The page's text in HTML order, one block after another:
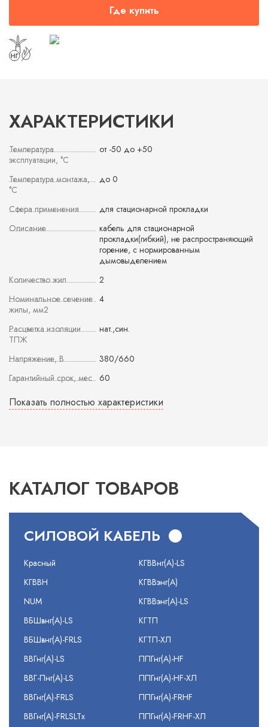
Где купить
ХАРАКТЕРИСТИКИ
Температура
эксплуатации, °С
от -50 до +50
Температура монтажа,
°С
до 0
Сфера применения
для стационарной прокладки
Описание
кабель для стационарной
прокладки(гибкий), не распространяющий
горение, с нормированным
дымовыделением
Количество жил
2
Номинальное сечение
жилы, мм2
4
Расцветка изоляции
ТПЖ
нат.,син.
Напряжение, В
380/660
Гарантийный срок, мес
60
Показать полностью характеристики
КАТАЛОГ ТОВАРОВ
СИЛОВОЙ КАБЕЛЬ
Красный
КГВВН
NUM
ВБШвнг(А)-LS
ВБШвнг(А)-FRLS
ВВГнг(А)-LS
ВВГ-Пнг(А)-LS
ВВГнг(А)-FRLS
ВВГнг(А)-FRLSLTx
КГВВнг(А)-LS
КГВВэнг(А)
КГВВэнг(А)-LS
КГТП
КГТП-ХЛ
ППГнг(А)-HF
ППГнг(А)-HF-ХЛ
ППГнг(А)-FRHF
ППГнг(А)-FRHF-ХЛ